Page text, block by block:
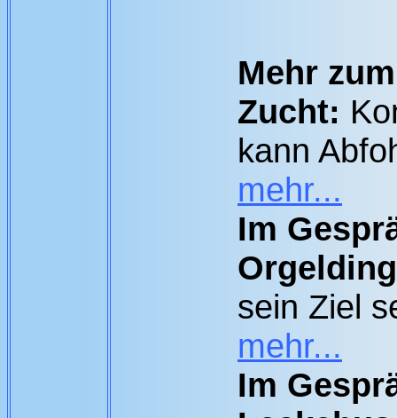
Mehr
Zucht:
kann
mehr...
Im
sein Ziel
mehr...
Im